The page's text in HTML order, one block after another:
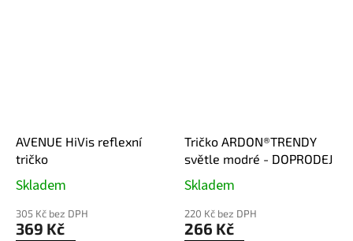
AVENUE HiVis reflexní
tričko
Skladem
305 Kč bez DPH
369 Kč
Tričko ARDON®TRENDY
světle modré - DOPRODEJ
Skladem
220 Kč bez DPH
266 Kč